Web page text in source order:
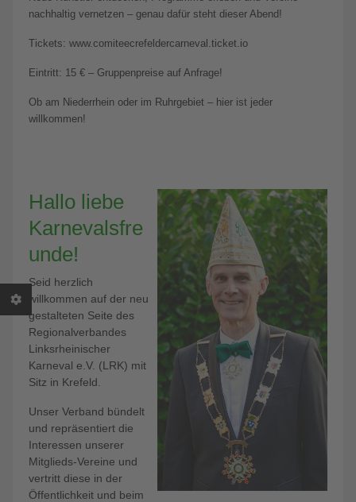
nachhaltig vernetzen – genau dafür steht dieser Abend!
Tickets: www.comiteecrefeldercarneval.ticket.io
Eintritt: 15 € – Gruppenpreise auf Anfrage!
Ob am Niederrhein oder im Ruhrgebiet – hier ist jeder
willkommen!
Hallo liebe
Karnevalsfre
unde!
Seid herzlich
willkommen auf der neu
gestalteten Seite des
Regionalverbandes
Linksrheinischer
Karneval e.V. (LRK) mit
Sitz in Krefeld.
Unser Verband bündelt
und repräsentiert die
Interessen unserer
Mitglieds-Vereine und
vertritt diese in der
Öffentlichkeit und beim